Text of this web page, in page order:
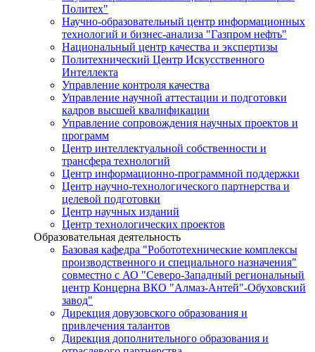
Политех"
Научно-образовательный центр информационных
технологий и бизнес-анализа "Газпром нефть"
Национальный центр качества и экспертизы
Политехнический Центр Искусственного
Интеллекта
Управление контроля качества
Управление научной аттестации и подготовки
кадров высшей квалификации
Управление сопровождения научных проектов и
программ
Центр интеллектуальной собственности и
трансфера технологий
Центр информационно-программной поддержки
Центр научно-технологического партнерства и
целевой подготовки
Центр научных изданий
Центр технологических проектов
Образовательная деятельность
Базовая кафедра "Робототехнические комплексы
производственного и специального назначения"
совместно с АО "Северо-Западный региональный
центр Концерна ВКО "Алмаз-Антей"-Обуховский
завод"
Дирекция довузовского образования и
привлечения талантов
Дирекция дополнительного образования и